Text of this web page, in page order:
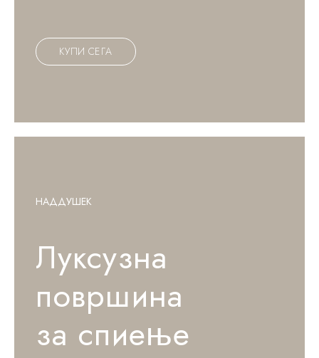
КУПИ СЕГА
НАДДУШЕК
Луксузна
површина
за спиење